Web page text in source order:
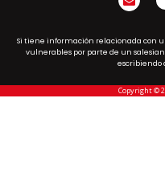
Si tiene información relacionada con
vulnerables por parte de un
escribiendo
Copyright ©